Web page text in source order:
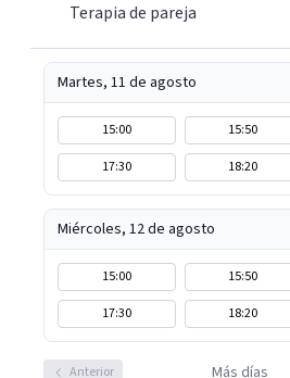
Terapia de pareja
Martes, 11 de agosto
15:00 15:50
17:30
18:20
Miércoles, 12 de agosto
15:00 15:50
17:30
18:20
Anterior Más días